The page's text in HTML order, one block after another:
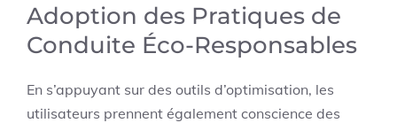
Adoption des Pratiques de
Conduite Éco-Responsables
En s’appuyant sur des outils d’optimisation, les
utilisateurs prennent également conscience des